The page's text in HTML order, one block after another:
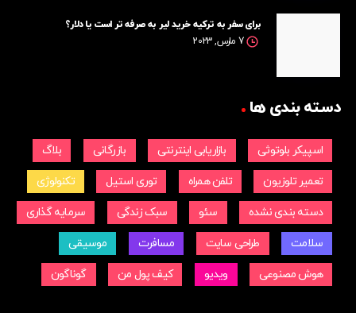
برای سفر به ترکیه خرید لیر به صرفه تر است یا دلار؟
7 مارس, 2023
دسته بندی ها
اسپیکر بلوتوثی بازاریابی اینترنتی بازرگانی بلاگ
تعمیر تلوزیون تلفن همراه توری استیل تکنولوژی
دسته بندی نشده سئو سبک زندگی سرمایه گذاری
سلامت طراحی سایت مسافرت موسیقی
هوش مصنوعی ویدیو کیف پول من گوناگون